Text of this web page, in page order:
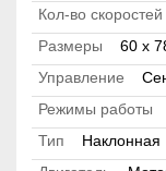
Кол-во скоростей
Размеры
60 х
Управление
Режимы работы
Тип
Наклонная